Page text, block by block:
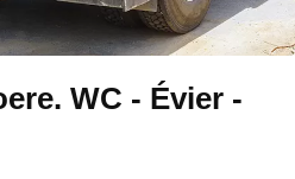
WC - Évier -